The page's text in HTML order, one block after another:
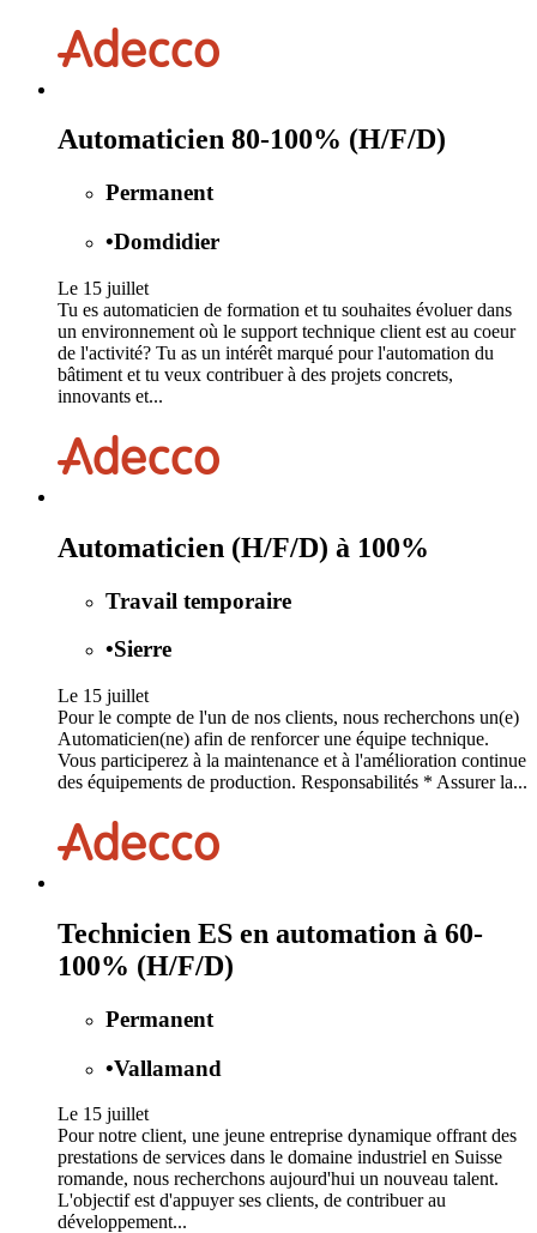
Automaticien 80-100% (H/F/D)
Permanent
•Domdidier
Le 15 juillet
Tu es automaticien de formation et tu souhaites évoluer dans
un environnement où le support technique client est au coeur
de l'activité? Tu as un intérêt marqué pour l'automation du
bâtiment et tu veux contribuer à des projets concrets,
innovants et...
Automaticien (H/F/D) à 100%
Travail temporaire
•Sierre
Le 15 juillet
Pour le compte de l'un de nos clients, nous recherchons un(e)
Automaticien(ne) afin de renforcer une équipe technique.
Vous participerez à la maintenance et à l'amélioration continue
des équipements de production. Responsabilités * Assurer la...
Technicien ES en automation à 60-
100% (H/F/D)
Permanent
•Vallamand
Le 15 juillet
Pour notre client, une jeune entreprise dynamique offrant des
prestations de services dans le domaine industriel en Suisse
romande, nous recherchons aujourd'hui un nouveau talent.
L'objectif est d'appuyer ses clients, de contribuer au
développement...